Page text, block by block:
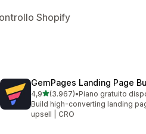
Shopify
GemPages Landing Page
4,9stelle su 5
(3.967)
3967 recensioni totali
•Piano gratuito
Build high-converting landing
upsell | CRO